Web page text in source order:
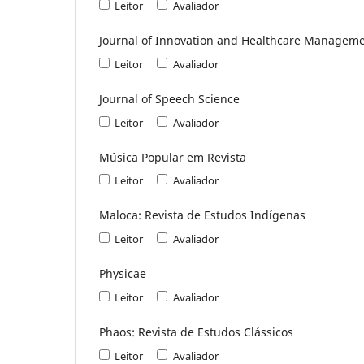
Leitor Avaliador
Journal of Innovation and Healthcare
Leitor Avaliador
Journal of Speech Science
Leitor Avaliador
Música Popular em Revista
Leitor Avaliador
Maloca: Revista de Estudos Indígenas
Leitor Avaliador
Physicae
Leitor Avaliador
Phaos: Revista de Estudos Clássicos
Leitor Avaliador